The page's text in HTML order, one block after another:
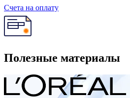
Счета на оплату
Полезные материалы